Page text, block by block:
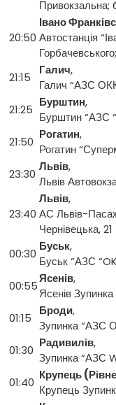
Привокзальна;
20:50
Івано
Автостанція
21:15
Галич,
Галич “АЗС
21:25
Бурштин,
Бурштин “АЗС
21:50
Рогатин,
Рогатин
23:30
Львів,
Львів
23:40
Львів,
АС Львів-
Чернівецька,
00:30
Буськ,
Буськ “АЗС
00:55
Ясенів,
Ясенів
01:15
Броди,
Зупинка “АЗС
01:30
Радивилів,
Зупинка “АЗС
01:40
Крупець
Крупець